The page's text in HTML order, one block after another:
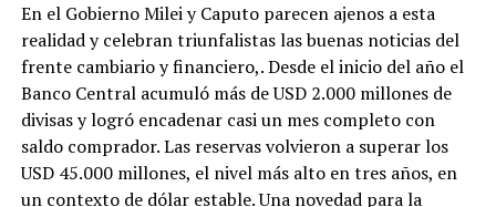
En el Gobierno Milei y Caputo parecen ajenos a esta
realidad y celebran triunfalistas las buenas noticias del
frente cambiario y financiero,. Desde el inicio del año el
Banco Central acumuló más de USD 2.000 millones de
divisas y logró encadenar casi un mes completo con
saldo comprador. Las reservas volvieron a superar los
USD 45.000 millones, el nivel más alto en tres años, en
un contexto de dólar estable. Una novedad para la